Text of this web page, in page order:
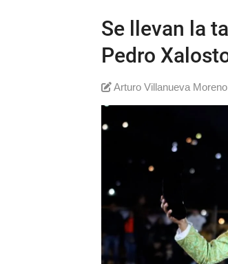
Se llevan la
Pedro
Arturo Villanueva Moreno